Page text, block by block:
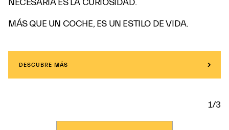
NECESARIA ES LA CURIOSIDAD.
MÁS QUE UN COCHE, ES UN ESTILO DE VIDA.
DESCUBRE MÁS
1/3